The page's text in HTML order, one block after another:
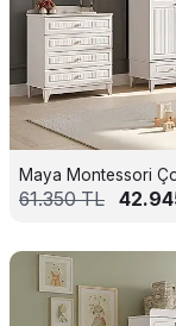
Maya Montessori
61.350TL